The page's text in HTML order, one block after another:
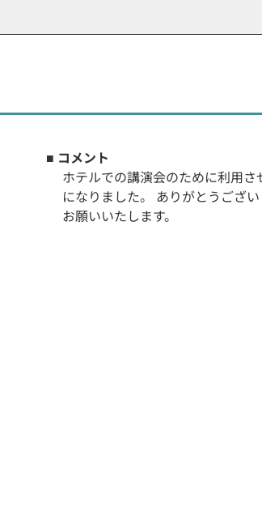
■ コメント
ホテルでの講演会のために利用
になりました。 ありがとうござ
お願いいたします。